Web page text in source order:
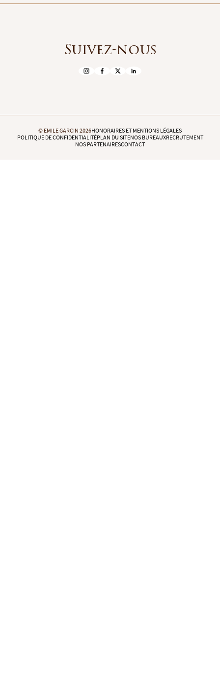
Suivez-nous
© EMILE GARCIN 2026HONORAIRES ET MENTIONS LÉGALES
POLITIQUE DE CONFIDENTIALITÉPLAN DU SITENOS BUREAUXRECRUTEMENT
NOS PARTENAIRESCONTACT